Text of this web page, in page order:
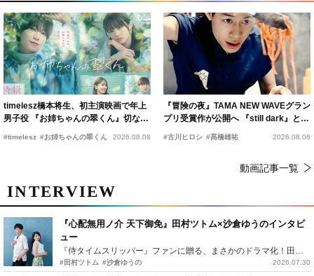
timelesz橋本将生、初主演映画で年上
男子役 『お姉ちゃんの翠くん』切ない
恋の幕開けを予感
#timelesz #お姉ちゃんの翠くん 2026.08.08
『冒険の夜』TAMA NEW WAVEグラン
プリ受賞作が公開へ 『still dark』と同
時上映決定
#古川ヒロシ #髙橋雄祐 2026.08.06
動画記事一覧
INTERVIEW
『心配無用ノ介 天下御免』田村ツトム×沙倉ゆうのインタビ
ュー
『侍タイムスリッパー』ファンに贈る、まさかのドラマ化！田村ツトム×沙倉ゆうのが語る『心配無用ノ介』撮影秘話
#田村ツトム #沙倉ゆうの 2026.07.30